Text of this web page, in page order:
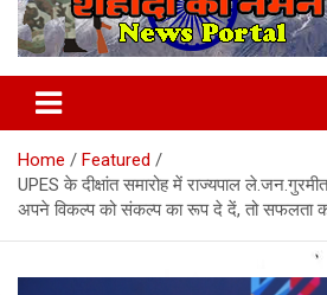
Latest News
News,
Hindi
Home
Featured
UPES के दीक्षांत समारोह में राज्यपाल
अपने विकल्प को संकल्प का रूप दे दें, तो सफलता